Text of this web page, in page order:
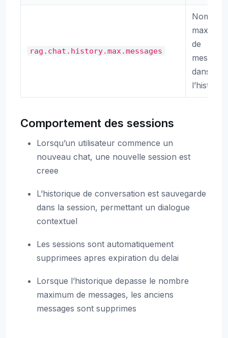
rag.chat.history.max.messages
Nombre
de
dans
Comportement des sessions
Lorsqu’un utilisateur commence un
nouveau chat, une nouvelle session est
creee
L’historique de conversation est sauvegarde
dans la session, permettant un dialogue
contextuel
Les sessions sont automatiquement
supprimees apres expiration du delai
Lorsque l’historique depasse le nombre
maximum de messages, les anciens
messages sont supprimes